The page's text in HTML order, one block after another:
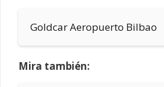
Goldcar Aeropuerto Bilbao
Mira también: